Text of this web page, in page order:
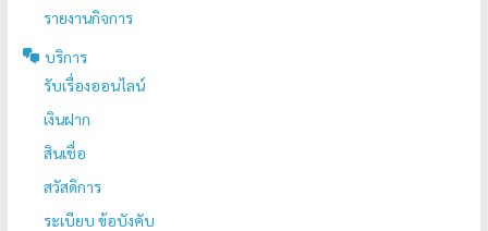
รายงานกิจการ
บริการ
รับเรื่องออนไลน์
เงินฝาก
สินเชื่อ
สวัสดิการ
ระเบียบ ข้อบังคับ